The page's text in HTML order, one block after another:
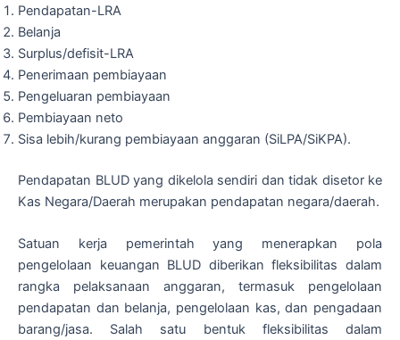
Pendapatan-LRA
Belanja
Surplus/defisit-LRA
Penerimaan pembiayaan
Pengeluaran pembiayaan
Pembiayaan neto
Sisa lebih/kurang pembiayaan anggaran (SiLPA/SiKPA).
Pendapatan BLUD yang dikelola sendiri dan tidak disetor ke
Kas Negara/Daerah merupakan pendapatan negara/daerah.
Satuan kerja pemerintah yang menerapkan pola
pengelolaan keuangan BLUD diberikan fleksibilitas dalam
rangka pelaksanaan anggaran, termasuk pengelolaan
pendapatan dan belanja, pengelolaan kas, dan pengadaan
barang/jasa. Salah satu bentuk fleksibilitas dalam